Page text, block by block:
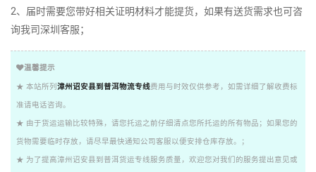
2、届时需要您带好相关证明材料才能提货，如果有送货需求也可咨
询我司深圳客服；
温馨提示
★ 本站所列 漳州诏安县到普洱物流专线费用与时效仅供参考，如需详细了解收费标
准请电话咨询。
★ 由于货运运输比较特殊，请您托运之前仔细清点您所托运的所有物品；如果您的
货物需要临时存放，请尽早最快通知公司客服以便安排仓库存放。；
★ 为了提高漳州诏安县到普洱货运专线服务质量，欢迎您对我们的服务提出意见或